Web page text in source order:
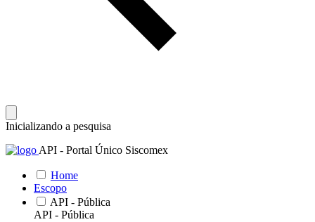
Inicializando a pesquisa
API - Portal Único Siscomex
Home
Escopo
API - Pública
API - Pública